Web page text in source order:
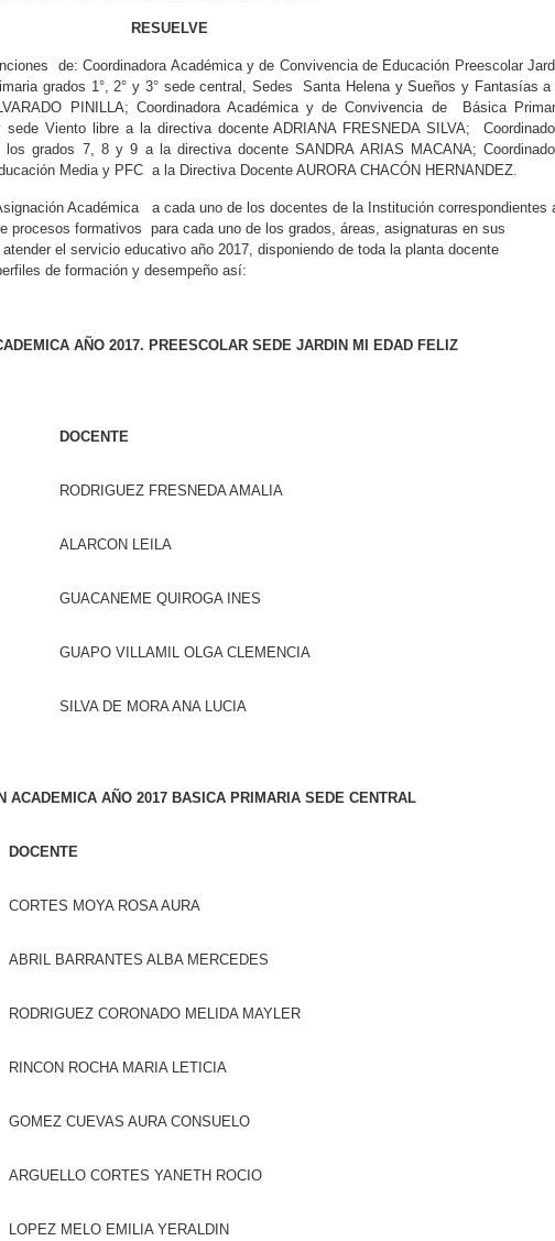
RESUELVE
de: Coordinadora Académica y de Convivencia de Educación Preescolar
grados 1°, 2° y 3° sede central, Sedes Santa Helena y Sueños y Fantasías a
PINILLA; Coordinadora Académica y de Convivencia de Básica
Viento libre a la directiva docente ADRIANA FRESNEDA SILVA;
grados 7, 8 y 9 a la directiva docente SANDRA ARIAS MACANA;
Media y PFC a la Directiva Docente AURORA CHACÓN HERNANDEZ.
Académica a cada uno de los docentes de la Institución correspondientes
procesos formativos para cada uno de los grados, áreas, asignaturas en sus
el servicio educativo año 2017, disponiendo de toda la planta docente
de formación y desempeño así:
AÑO 2017. PREESCOLAR SEDE JARDIN MI EDAD FELIZ
DOCENTE
RODRIGUEZ FRESNEDA AMALIA
ALARCON LEILA
GUACANEME QUIROGA INES
GUAPO VILLAMIL OLGA CLEMENCIA
SILVA DE MORA ANA LUCIA
ACADEMICA AÑO 2017 BASICA PRIMARIA SEDE CENTRAL
DOCENTE
CORTES MOYA ROSA AURA
ABRIL BARRANTES ALBA MERCEDES
RODRIGUEZ CORONADO MELIDA MAYLER
RINCON ROCHA MARIA LETICIA
GOMEZ CUEVAS AURA CONSUELO
ARGUELLO CORTES YANETH ROCIO
LOPEZ MELO EMILIA YERALDIN